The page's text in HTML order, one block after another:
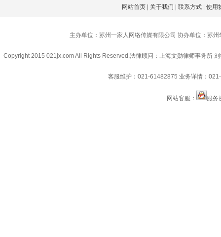
网站首页 关于我们 |联系方式 |使用
主办单位：苏州一家人网络传媒有限公司 协办单位：苏
Copyright 2015 021jx.com All Rights Reserved.法律顾问：上海文勋律师事务所
客服维护：021-61482875 业务详情：
网站客服： 服务